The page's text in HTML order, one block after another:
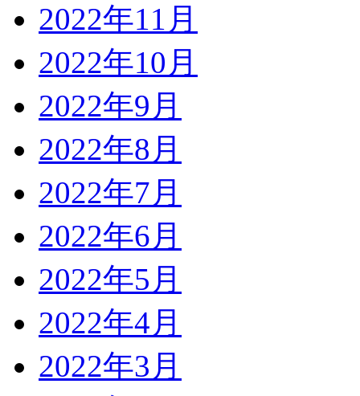
2022年11月
2022年10月
2022年9月
2022年8月
2022年7月
2022年6月
2022年5月
2022年4月
2022年3月